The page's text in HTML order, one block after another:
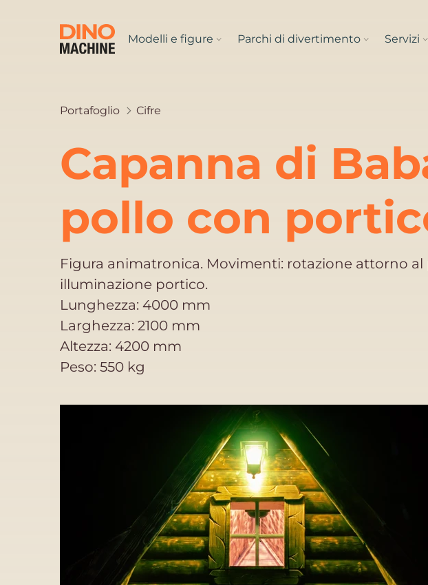
Modelli e figure Parchi di divertimento Servizi
Portafoglio Cifre
Capanna di
pollo con
Figura animatronica. Movimenti: rotazione attorno
illuminazione portico.
Lunghezza: 4000 mm
Larghezza: 2100 mm
Altezza: 4200 mm
Peso: 550 kg